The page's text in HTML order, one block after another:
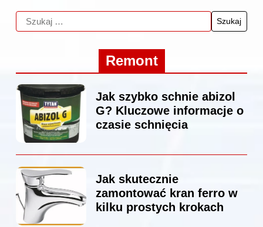
Remont
Jak szybko schnie abizol
G? Kluczowe informacje o
czasie schnięcia
Jak skutecznie
zamontować kran ferro w
kilku prostych krokach